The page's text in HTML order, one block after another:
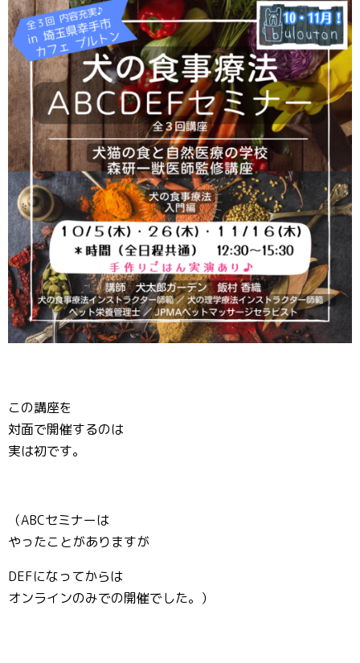
この講座を
対面で開催するのは
実は初です。
（ABCセミナーは
やったことがありますが
DEFになってからは
オンラインのみでの開催でした。）